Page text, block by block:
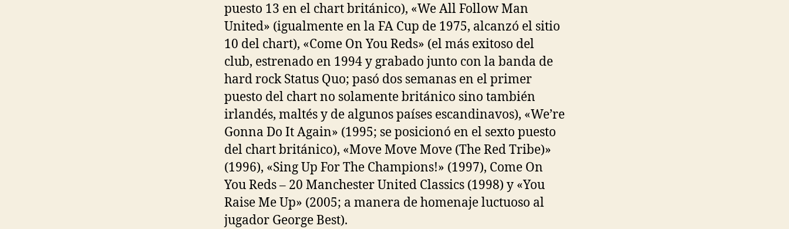
puesto 13 en el chart británico), «We All Follow Man
United» (igualmente en la FA Cup de 1975, alcanzó el sitio
10 del chart), «Come On You Reds» (el más exitoso del
club, estrenado en 1994 y grabado junto con la banda de
hard rock Status Quo; pasó dos semanas en el primer
puesto del chart no solamente británico sino también
irlandés, maltés y de algunos países escandinavos), «We’re
Gonna Do It Again» (1995; se posicionó en el sexto puesto
del chart británico), «Move Move Move (The Red Tribe)»
(1996), «Sing Up For The Champions!» (1997), Come On
You Reds – 20 Manchester United Classics (1998) y «You
Raise Me Up» (2005; a manera de homenaje luctuoso al
jugador George Best).